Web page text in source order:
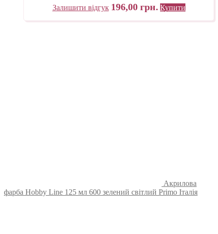
Залишити відгук 196,00 грн. Купити
Акрилова
фарба Hobby Line 125 мл 600 зелений світлий Primo Італія